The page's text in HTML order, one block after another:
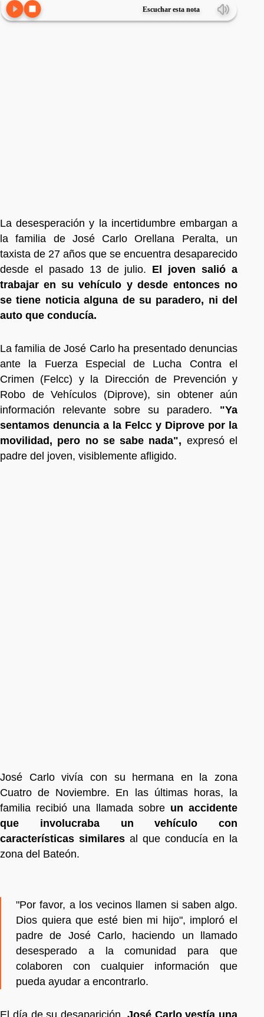
Escuchar esta nota
La desesperación y la incertidumbre embargan a
la familia de José Carlo Orellana Peralta, un
taxista de 27 años que se encuentra desaparecido
desde el pasado 13 de julio. El joven salió a
trabajar en su vehículo y desde entonces no
se tiene noticia alguna de su paradero, ni del
auto que conducía.
La familia de José Carlo ha presentado denuncias
ante la Fuerza Especial de Lucha Contra el
Crimen (Felcc) y la Dirección de Prevención y
Robo de Vehículos (Diprove), sin obtener aún
información relevante sobre su paradero. "Ya
sentamos denuncia a la Felcc y Diprove por la
movilidad, pero no se sabe nada", expresó el
padre del joven, visiblemente afligido.
José Carlo vivía con su hermana en la zona
Cuatro de Noviembre. En las últimas horas, la
familia recibió una llamada sobre un accidente
que involucraba un vehículo con
características similares al que conducía en la
zona del Bateón.
"Por favor, a los vecinos llamen si saben algo.
Dios quiera que esté bien mi hijo", imploró el
padre de José Carlo, haciendo un llamado
desesperado a la comunidad para que
colaboren con cualquier información que
pueda ayudar a encontrarlo.
El día de su desaparición, José Carlo vestía una